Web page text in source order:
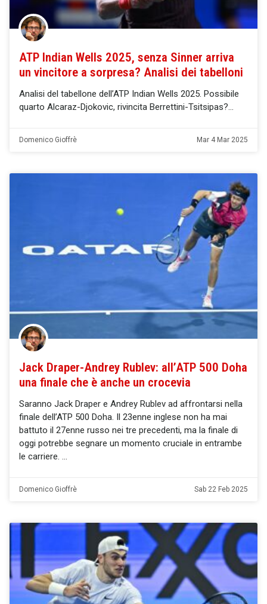
ATP Indian Wells 2025, senza Sinner arriva
un vincitore a sorpresa? Analisi dei tabelloni
Analisi del tabellone dell’ATP Indian Wells 2025. Possibile
quarto Alcaraz-Djokovic, rivincita Berrettini-Tsitsipas?
Domenico Gioffrè Mar 4 Mar 2025
Jack Draper-Andrey Rublev: all’ATP 500 Doha
una finale che è anche un crocevia
Saranno Jack Draper e Andrey Rublev ad affrontarsi nella
finale dell’ATP 500 Doha. Il 23enne inglese non ha mai
battuto il 27enne russo nei tre precedenti, ma la finale di
oggi potrebbe segnare un momento cruciale in entrambe
le carriere.
Domenico Gioffrè Sab 22 Feb 2025